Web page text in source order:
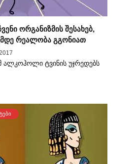
ორგანიზმის შესახებ,
რეალობა გგონიათ
ალკოჰოლი ტვინის უჯრედებს